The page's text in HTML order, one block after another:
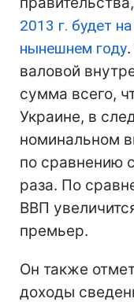
2013 г. будет
нынешнем году
валовой
сумма всего,
Украине, в
номинальном
по сравнению
раза. По
ВВП
премьер.
Он также
доходы